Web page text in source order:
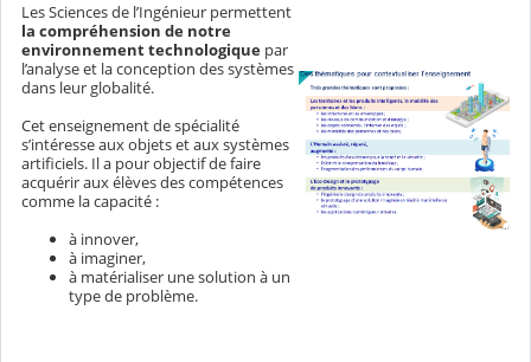
Les Sciences de l’Ingénieur permettent
la compréhension de notre
environnement technologique par
l’analyse et la conception des systèmes
dans leur globalité.
Cet enseignement de spécialité
s’intéresse aux objets et aux systèmes
artificiels. Il a pour objectif de faire
acquérir aux élèves des compétences
comme la capacité :
à innover,
à imaginer,
à matérialiser une solution à un
type de problème.